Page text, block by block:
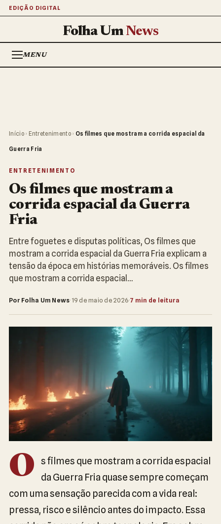
EDIÇÃO DIGITAL
Folha UmNews
MENU
Início › Entretenimento › Os filmes que mostram a corrida espacial da
Guerra Fria
ENTRETENIMENTO
Os filmes que mostram a
corrida espacial da Guerra
Fria
Entre foguetes e disputas políticas, Os filmes que
mostram a corrida espacial da Guerra Fria explicam a
tensão da época em histórias memoráveis. Os filmes
que mostram a corrida espacial…
Por Folha Um News· 19 de maio de 2026·7 min de leitura
O
s filmes que mostram a corrida espacial
da Guerra Fria quase sempre começam
com uma sensação parecida com a vida real:
pressa, risco e silêncio antes do impacto. Essa